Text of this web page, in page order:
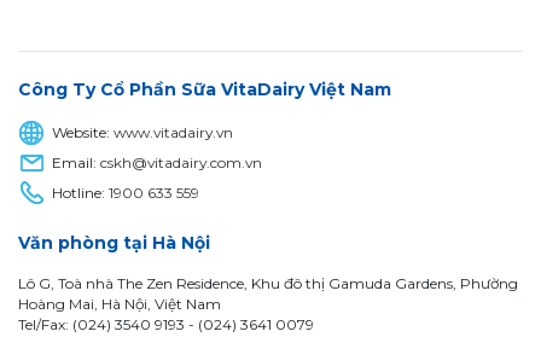
Công Ty Cổ Phần Sữa VitaDairy Việt Nam
Website:www.vitadairy.vn
Email:cskh@vitadairy.com.vn
Hotline:1900 633 559
Văn phòng tại Hà Nội
Lô G, Toà nhà The Zen Residence, Khu đô thị Gamuda Gardens, Phường
Hoàng Mai, Hà Nội, Việt Nam
Tel/Fax: (024) 3540 9193 - (024) 3641 0079